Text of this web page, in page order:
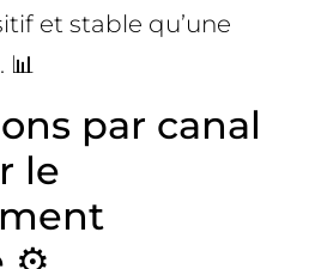
et stable qu’une
📊
par canal
le